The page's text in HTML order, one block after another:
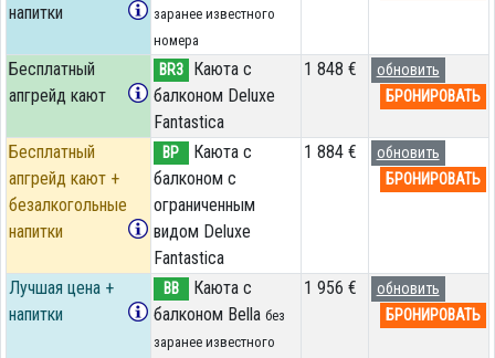
напитки
заранее известного
номера
Бесплатный
апгрейд кают
BR3
Каюта с
балконом Deluxe
Fantastica
1 848 €
обновить
БРОНИРОВАТЬ
Бесплатный
апгрейд кают +
безалкогольные
напитки
BP
Каюта с
балконом c
ограниченным
видом Deluxe
Fantastica
1 884 €
обновить
БРОНИРОВАТЬ
Лучшая цена +
напитки
BB
Каюта с
балконом Bella без
заранее известного
1 956 €
обновить
БРОНИРОВАТЬ